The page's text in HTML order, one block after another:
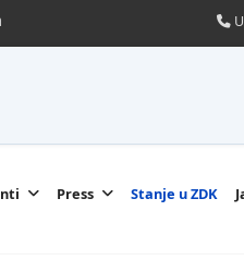
Press Stanje u ZDK